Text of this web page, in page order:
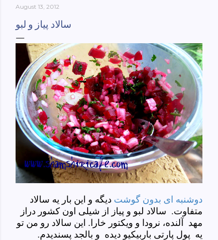
York-culinary-cultures-
ebook/dp/B0861H47GS/ref=sr_1_1?
dchild=1&keywords=tehran+to+new+york&qid=158481093
0&sr=8-1
August 13, 2012
سالاد پیاز و لبو
دوشنبه ای بدون گوشت دیگه و این بار یه سالاد
متفاوت. سالاد لبو و پیاز از شیلی اون کشور دراز
مهد آلنده، نرودا و ویکتور خارا. این سالاد رو من تو
یه پول پارتی باربیکیو دیده و بالجد پسندیدم.